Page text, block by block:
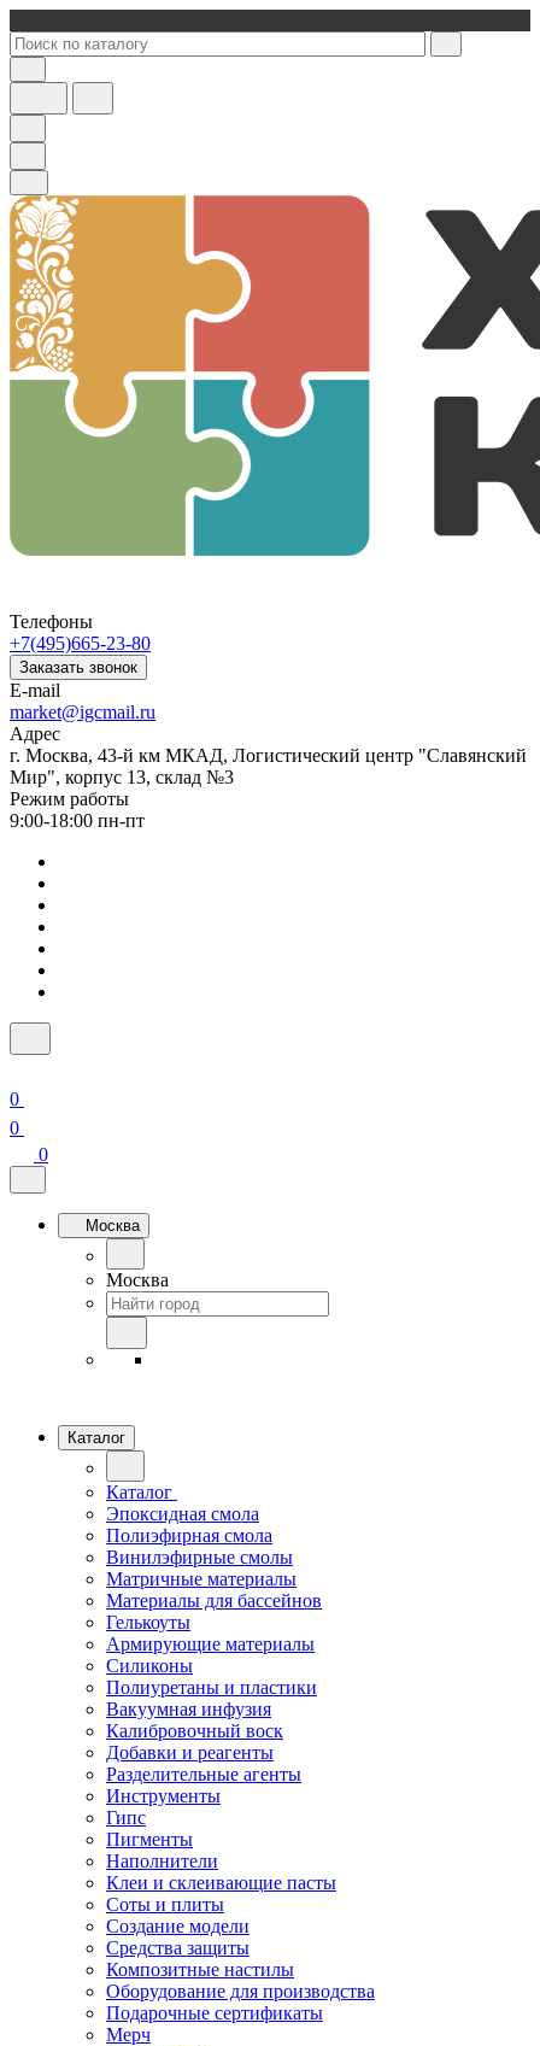
Телефоны
+7(495)665-23-80
Заказать звонок
E-mail
market@igcmail.ru
Адрес
г. Москва, 43-й км МКАД, Логистический центр "Славянский
Мир", корпус 13, склад №3
Режим работы
9:00-18:00 пн-пт
0
0
0
Москва
Москва
Каталог
Каталог
Эпоксидная смола
Полиэфирная смола
Винилэфирные смолы
Матричные материалы
Материалы для бассейнов
Гелькоуты
Армирующие материалы
Силиконы
Полиуретаны и пластики
Вакуумная инфузия
Калибровочный воск
Добавки и реагенты
Разделительные агенты
Инструменты
Гипс
Пигменты
Наполнители
Клеи и склеивающие пасты
Соты и плиты
Создание модели
Средства защиты
Композитные настилы
Оборудование для производства
Подарочные сертификаты
Мерч